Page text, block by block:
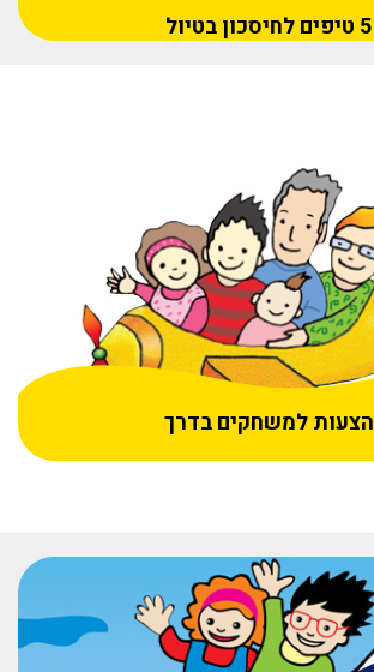
5 טיפים לחיסכון בטיול
הצעות למשחקים בדרך